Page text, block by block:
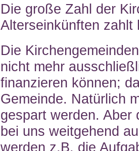
Die große Zahl der
Alterseinkünften zahlt
Die
nicht mehr
finanzieren können;
Gemeinde. Natürlich
gespart werden. Aber
bei uns weitgehend
werden z.B. die